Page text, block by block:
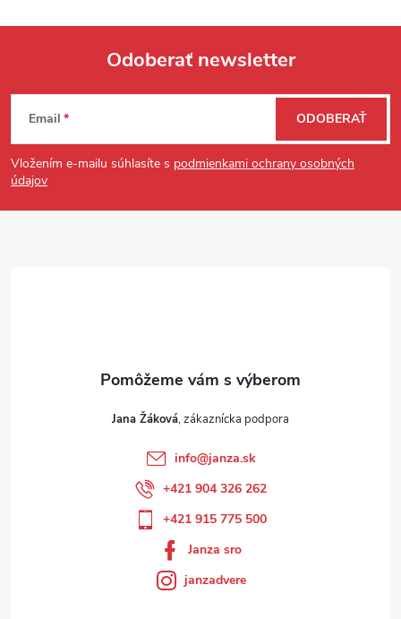
Zápätie
Odoberať newsletter
Email
Vložením e-mailu súhlasíte s podmienkami ochrany osobných
údajov
ODOBERAŤ
Jana Žáková
info@janza.sk
+421 904 326 262
+421 915 775 500
Janza sro
janzadvere